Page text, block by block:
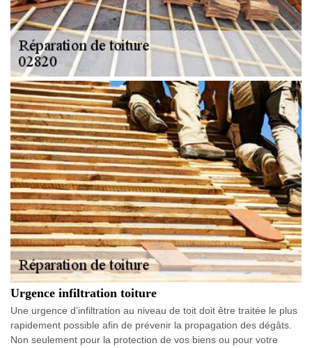
Urgence infiltration toiture
Une urgence d’infiltration au niveau de toit doit être traitée le plus
rapidement possible afin de prévenir la propagation des dégâts.
Non seulement pour la protection de vos biens ou pour votre